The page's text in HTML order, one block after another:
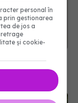
de simplă,
lui
personal în
prin gestionarea
de jos a
retrage
și cookie-